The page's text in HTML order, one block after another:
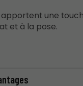
une
et à la pose.